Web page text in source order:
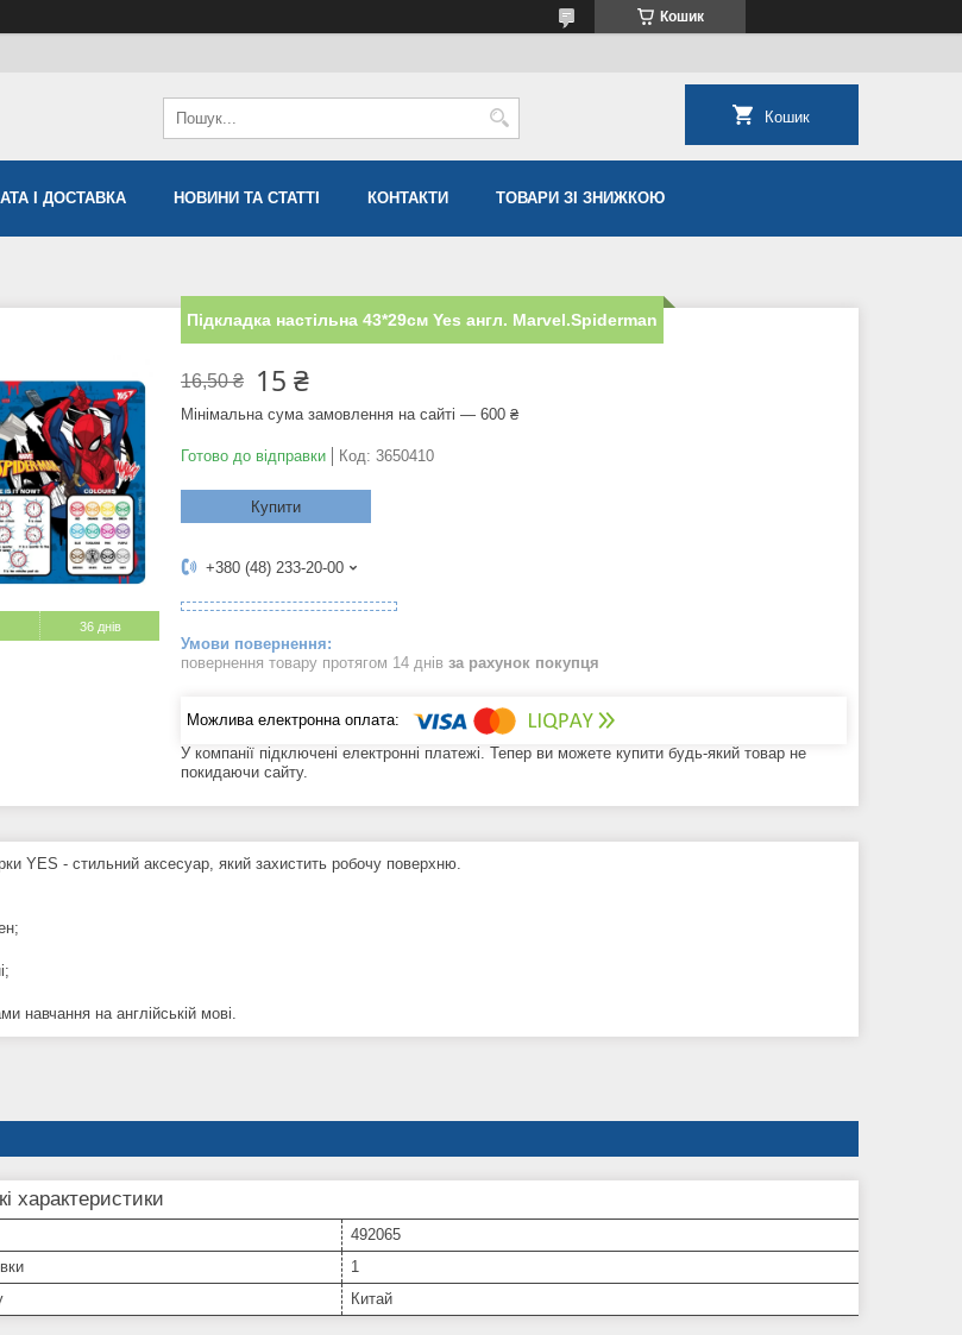
Кошик
Кошик
І ДОСТАВКА НОВИНИ ТА СТАТТІ КОНТАКТИ ТОВАРИ ЗІ ЗНИЖКОЮ
36 днів
Підкладка настільна 43*29см Yes англ. Marvel.Spiderman
16,50 ₴ 15 ₴
Мінімальна сума замовлення на сайті — 600 ₴
Готово до відправки Код: 3650410
Купити
+380 (48) 233-20-00
повернення товару протягом 14 днів за рахунок покупця
У компанії підключені електронні платежі. Тепер ви можете купити будь-який товар не
покидаючи сайту.
YES - стильний аксесуар, який захистить робочу поверхню.
навчання на англійській мові.
характеристики
492065
1
Китай